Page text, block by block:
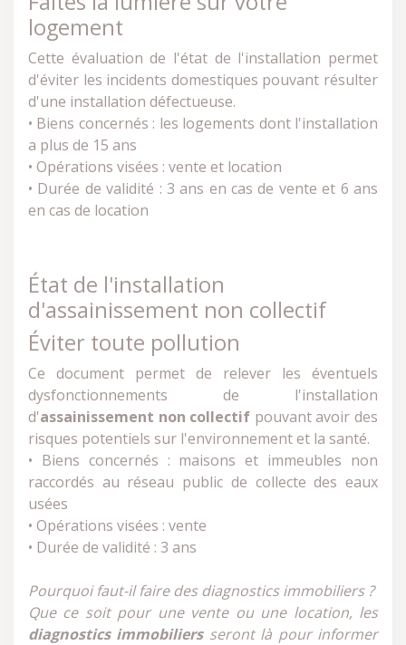
logement
Cette évaluation de l'état de l'installation permet
d'éviter les incidents domestiques pouvant résulter
d'une installation défectueuse.
• Biens concernés : les logements dont l'installation
a plus de 15 ans
• Opérations visées : vente et location
• Durée de validité : 3 ans en cas de vente et 6 ans
en cas de location
État de l'installation
d'assainissement non collectif
Éviter toute pollution
Ce document permet de relever les éventuels
dysfonctionnements de l'installation
d'assainissement non collectif pouvant avoir des
risques potentiels sur l'environnement et la santé.
• Biens concernés : maisons et immeubles non
raccordés au réseau public de collecte des eaux
usées
• Opérations visées : vente
• Durée de validité : 3 ans
Pourquoi faut-il faire des diagnostics immobiliers ?
Que ce soit pour une vente ou une location, les
diagnostics immobiliersseront là pour informer